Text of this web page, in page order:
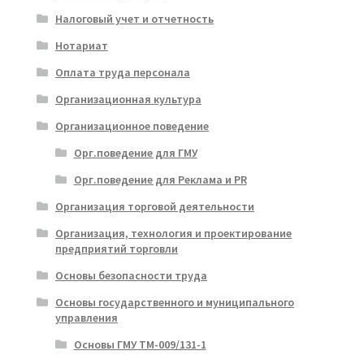
Налоговый учет и отчетность
Нотариат
Оплата труда персонала
Организационная культура
Организационное поведение
Орг.поведение для ГМУ
Орг.поведение для Реклама и PR
Организация торговой деятельности
Организация, технология и проектирование
предприятий торговли
Основы безопасности труда
Основы государственного и муниципального
управления
Основы ГМУ ТМ-009/131-1